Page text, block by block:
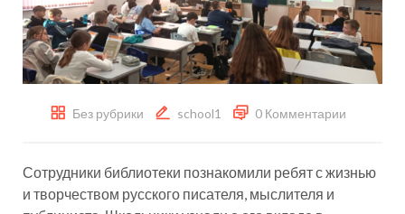
Без рубрики school1 0 Комментарии
Сотрудники библиотеки познакомили ребят с жизнью
и творчеством русского писателя, мыслителя и